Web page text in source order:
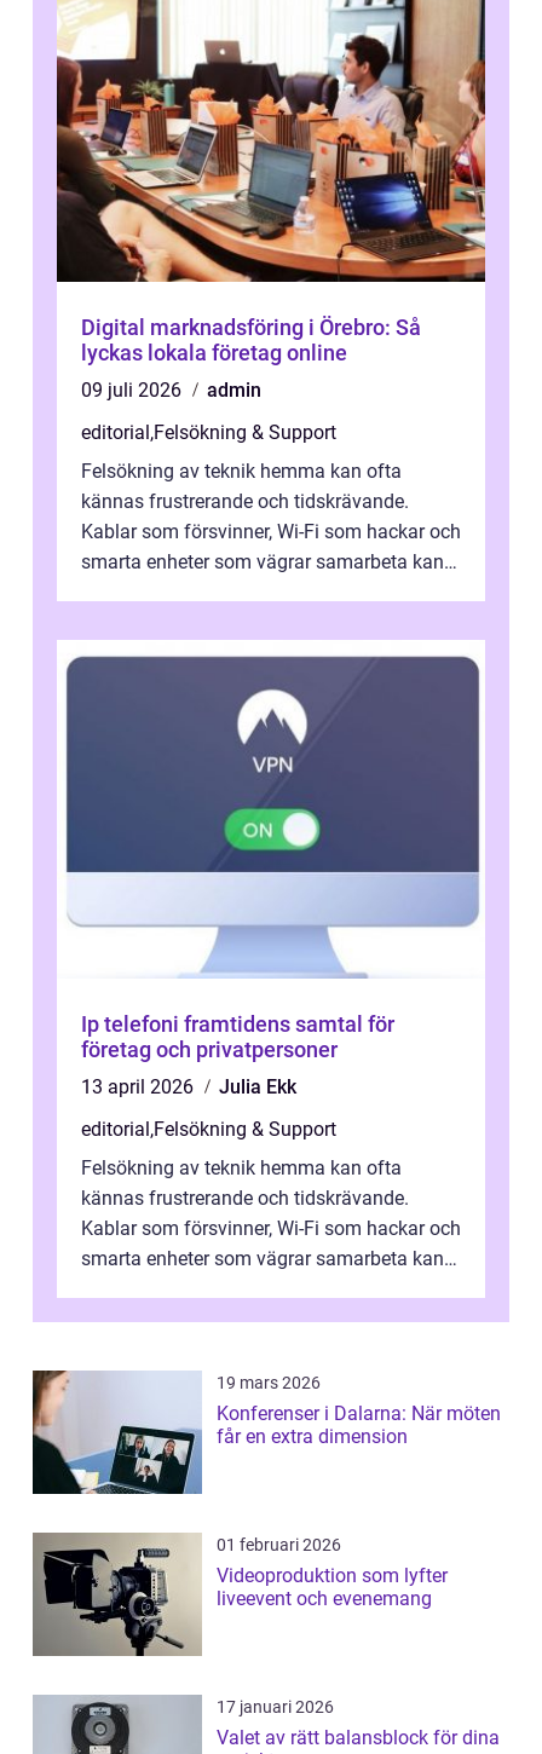
Digital marknadsföring i Örebro: Så
lyckas lokala företag online
09 juli 2026
admin
editorial,Felsökning & Support
Felsökning av teknik hemma kan ofta
kännas frustrerande och tidskrävande.
Kablar som försvinner, Wi-Fi som hackar och
smarta enheter som vägrar samarbeta kan
Ip telefoni framtidens samtal för
företag och privatpersoner
13 april 2026
Julia Ekk
editorial,Felsökning & Support
Felsökning av teknik hemma kan ofta
kännas frustrerande och tidskrävande.
Kablar som försvinner, Wi-Fi som hackar och
smarta enheter som vägrar samarbeta kan
19 mars 2026
Konferenser i Dalarna: När möten
får en extra dimension
01 februari 2026
Videoproduktion som lyfter
liveevent och evenemang
17 januari 2026
Valet av rätt balansblock för dina